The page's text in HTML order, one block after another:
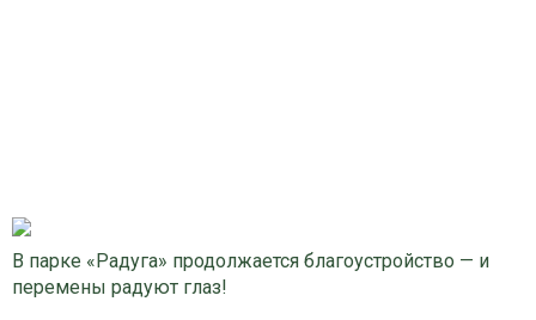
В парке «Радуга» продолжается благоустройство — и
перемены радуют глаз!